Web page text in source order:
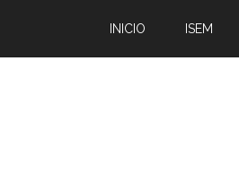
contenido
secondary
la
pie
INICIO ISEM